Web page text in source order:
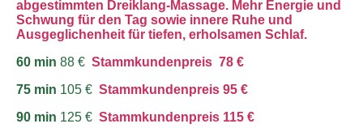
abgestimmten Dreiklang-Massage. Mehr Energie und
Schwung für den Tag sowie innere Ruhe und
Ausgeglichenheit für tiefen, erholsamen Schlaf.
60 min 88 € Stammkundenpreis 78 €
75 min 105 € Stammkundenpreis 95 €
90 min 125 € Stammkundenpreis 115 €